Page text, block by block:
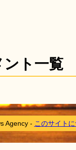
ト一覧
Agency - このサイト